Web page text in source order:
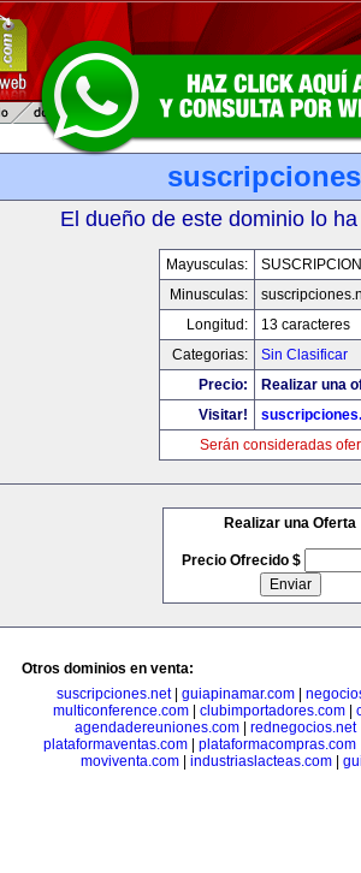
El dueño de este dominio lo
Mayusculas:
Minusculas:
Longitud:
13 caracteres
Categorias:
Sin Clasificar
Precio:
Realizar una
Visitar!
Serán consideradas
Realizar una Oferta
Precio Ofrecido $
Otros dominios en venta:
suscripciones.net| guiapinamar.com
multiconference.com
clubimportadores.com
agendadereuniones.com| rednegocios.net
plataformaventas.com
plataformacompras.com
moviventa.com
industriaslacteas.com